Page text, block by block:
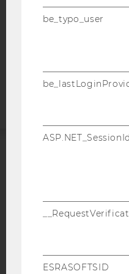
COOKIE
AMBA
be_typo_user
ASP.NET_SessionId
ESRASOFTSID